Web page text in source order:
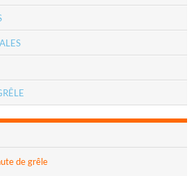
de grêle